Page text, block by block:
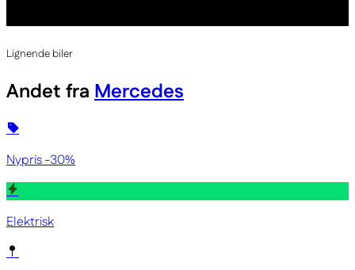
Lignende biler
Andet fra Mercedes
Nypris -30%
Elektrisk